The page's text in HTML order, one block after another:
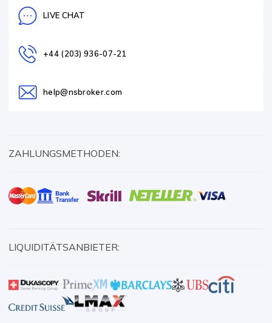
LIVE CHAT
+44 (203) 936-07-21
help@nsbroker.com
ZAHLUNGSMETHODEN:
LIQUIDITÄTSANBIETER: